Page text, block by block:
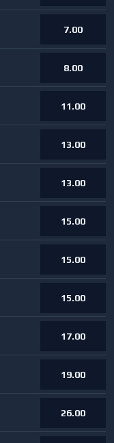
7.00
8.00
11.00
13.00
13.00
15.00
15.00
15.00
17.00
19.00
26.00